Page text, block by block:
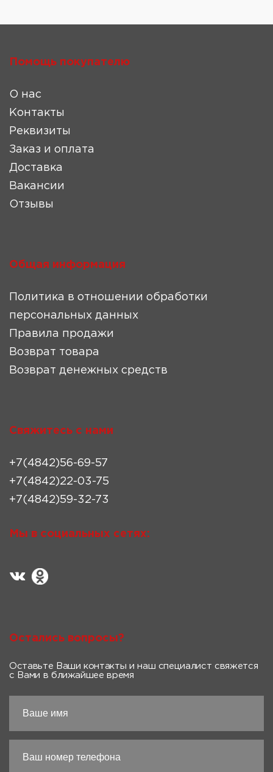
Помощь покупателю
О нас
Контакты
Реквизиты
Заказ и оплата
Доставка
Вакансии
Отзывы
Общая информация
Политика в отношении обработки
персональных данных
Правила продажи
Возврат товара
Возврат денежных средств
Свяжитесь с нами
+7(4842)56-69-57
+7(4842)22-03-75
+7(4842)59-32-73
Мы в социальных сетях:
Остались вопросы?
Оставьте Ваши контакты и наш специалист свяжется
с Вами в ближайшее время